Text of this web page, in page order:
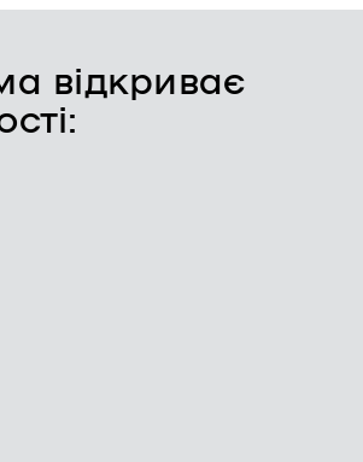
відкриває